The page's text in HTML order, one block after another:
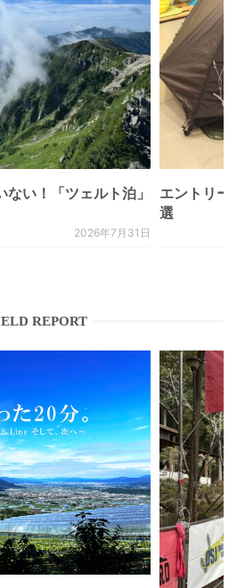
い！「ツェルト泊」
2026年7月31日
エントリー
選
REPORT